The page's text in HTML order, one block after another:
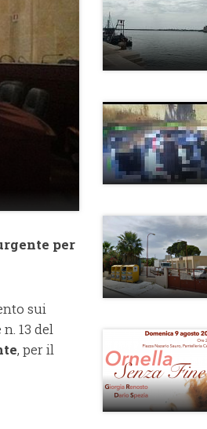
per
sui
13 del
, per il